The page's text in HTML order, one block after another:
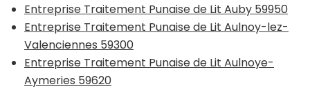
Entreprise Traitement Punaise de Lit Auby 59950
Entreprise Traitement Punaise de Lit Aulnoy-lez-
Valenciennes 59300
Entreprise Traitement Punaise de Lit Aulnoye-
Aymeries 59620